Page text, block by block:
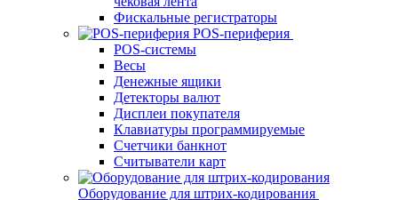
Фискальные регистраторы
POS-периферия
POS-системы
Весы
Денежные ящики
Детекторы валют
Дисплеи покупателя
Клавиатуры программируемые
Счетчики банкнот
Считыватели карт
Оборудование для штрих-кодирования